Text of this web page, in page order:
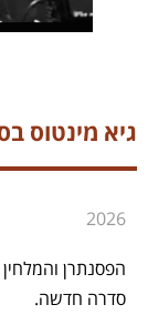
גיא מינטוס
2026
הפסנתרן
סדרה חדשה.